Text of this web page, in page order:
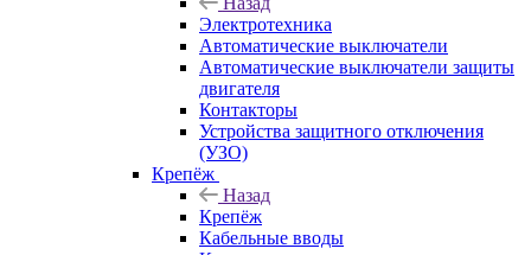
Электротехника
Автоматические выключатели
Автоматические выключатели защиты
двигателя
Контакторы
Устройства защитного отключения
(УЗО)
Крепёж
Назад
Крепёж
Кабельные вводы